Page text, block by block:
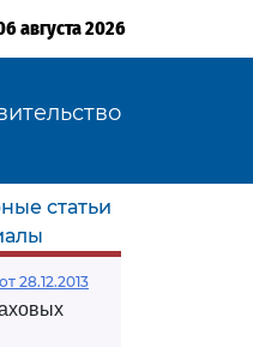
августа 2026
статьи
28.12.2013